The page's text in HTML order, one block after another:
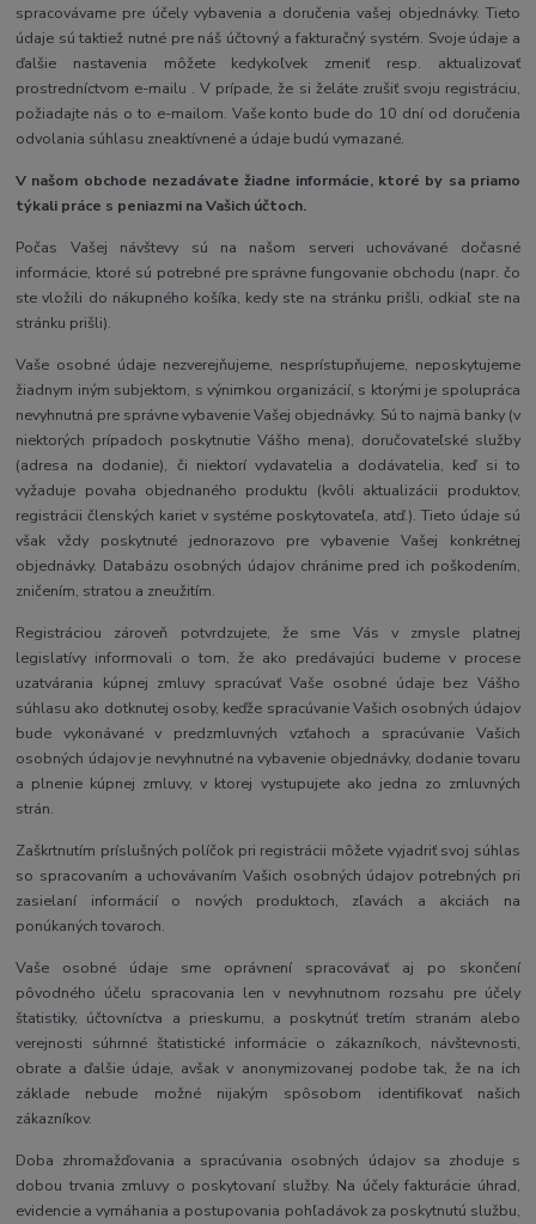
spracovávame pre účely vybavenia a doručenia vašej objednávky. Tieto
údaje sú taktiež nutné pre náš účtovný a fakturačný systém. Svoje údaje a
ďalšie nastavenia môžete kedykoľvek zmeniť resp. aktualizovať
prostredníctvom e-mailu . V prípade, že si želáte zrušiť svoju registráciu,
požiadajte nás o to e-mailom. Vaše konto bude do 10 dní od doručenia
odvolania súhlasu zneaktívnené a údaje budú vymazané.
V našom obchode nezadávate žiadne informácie, ktoré by sa priamo
týkali práce s peniazmi na Vašich účtoch.
Počas Vašej návštevy sú na našom serveri uchovávané dočasné
informácie, ktoré sú potrebné pre správne fungovanie obchodu (napr. čo
ste vložili do nákupného košíka, kedy ste na stránku prišli, odkiaľ ste na
stránku prišli).
Vaše osobné údaje nezverejňujeme, nesprístupňujeme, neposkytujeme
žiadnym iným subjektom, s výnimkou organizácií, s ktorými je spolupráca
nevyhnutná pre správne vybavenie Vašej objednávky. Sú to najmä banky (v
niektorých prípadoch poskytnutie Vášho mena), doručovateľské služby
(adresa na dodanie), či niektorí vydavatelia a dodávatelia, keď si to
vyžaduje povaha objednaného produktu (kvôli aktualizácii produktov,
registrácii členských kariet v systéme poskytovateľa, atď.). Tieto údaje sú
však vždy poskytnuté jednorazovo pre vybavenie Vašej konkrétnej
objednávky. Databázu osobných údajov chránime pred ich poškodením,
zničením, stratou a zneužitím.
Registráciou zároveň potvrdzujete, že sme Vás v zmysle platnej
legislatívy informovali o tom, že ako predávajúci budeme v procese
uzatvárania kúpnej zmluvy spracúvať Vaše osobné údaje bez Vášho
súhlasu ako dotknutej osoby, keďže spracúvanie Vašich osobných údajov
bude vykonávané v predzmluvných vzťahoch a spracúvanie Vašich
osobných údajov je nevyhnutné na vybavenie objednávky, dodanie tovaru
a plnenie kúpnej zmluvy, v ktorej vystupujete ako jedna zo zmluvných
strán.
Zaškrtnutím príslušných políčok pri registrácii môžete vyjadriť svoj súhlas
so spracovaním a uchovávaním Vašich osobných údajov potrebných pri
zasielaní informácií o nových produktoch, zľavách a akciách na
ponúkaných tovaroch.
Vaše osobné údaje sme oprávnení spracovávať aj po skončení
pôvodného účelu spracovania len v nevyhnutnom rozsahu pre účely
štatistiky, účtovníctva a prieskumu, a poskytnúť tretím stranám alebo
verejnosti súhrnné štatistické informácie o zákazníkoch, návštevnosti,
obrate a ďalšie údaje, avšak v anonymizovanej podobe tak, že na ich
základe nebude možné nijakým spôsobom identifikovať našich
zákazníkov.
Doba zhromažďovania a spracúvania osobných údajov sa zhoduje s
dobou trvania zmluvy o poskytovaní služby. Na účely fakturácie úhrad,
evidencie a vymáhania a postupovania pohľadávok za poskytnutú službu,